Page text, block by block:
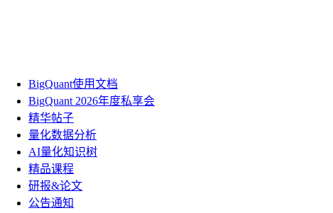
BigQuant使用文档
BigQuant 2026年度私享会
精华帖子
量化数据分析
AI量化知识树
精品课程
研报&论文
公告通知